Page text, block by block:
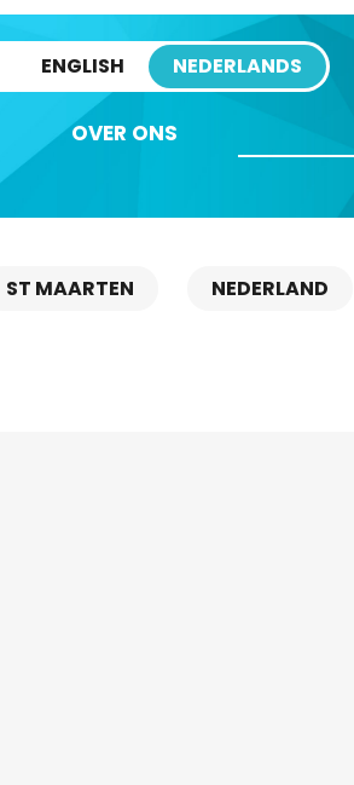
ENGLISH NEDERLANDS
OVER ONS
ST MAARTEN NEDERLAND